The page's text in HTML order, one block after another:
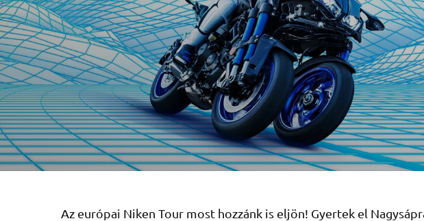
Az európai Niken Tour most hozzánk is eljön! Gyertek el